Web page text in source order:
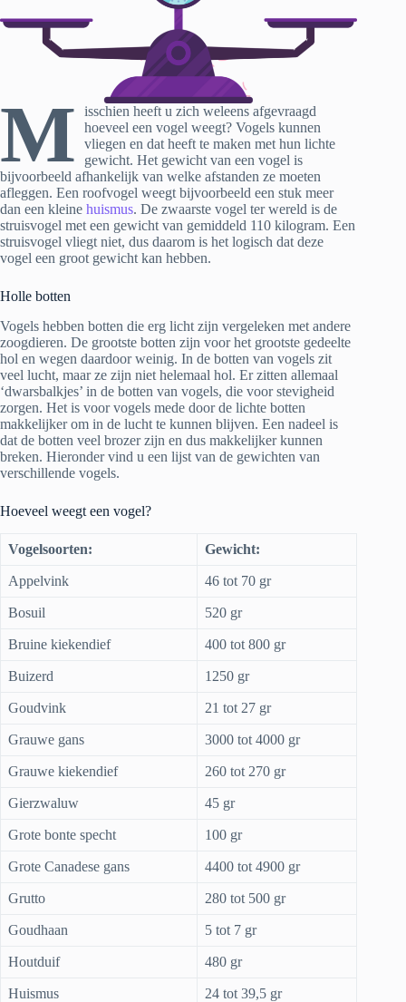
M
isschien heeft u zich weleens afgevraagd
hoeveel een vogel weegt? Vogels kunnen
vliegen en dat heeft te maken met hun lichte
gewicht. Het gewicht van een vogel is
bijvoorbeeld afhankelijk van welke afstanden ze moeten
afleggen. Een roofvogel weegt bijvoorbeeld een stuk meer
dan een kleine huismus. De zwaarste vogel ter wereld is de
struisvogel met een gewicht van gemiddeld 110 kilogram. Een
struisvogel vliegt niet, dus daarom is het logisch dat deze
vogel een groot gewicht kan hebben.
Holle botten
Vogels hebben botten die erg licht zijn vergeleken met andere
zoogdieren. De grootste botten zijn voor het grootste gedeelte
hol en wegen daardoor weinig. In de botten van vogels zit
veel lucht, maar ze zijn niet helemaal hol. Er zitten allemaal
‘dwarsbalkjes’ in de botten van vogels, die voor stevigheid
zorgen. Het is voor vogels mede door de lichte botten
makkelijker om in de lucht te kunnen blijven. Een nadeel is
dat de botten veel brozer zijn en dus makkelijker kunnen
breken. Hieronder vind u een lijst van de gewichten van
verschillende vogels.
Hoeveel weegt een vogel?
Vogelsoorten: Gewicht:
Appelvink 46 tot 70 gr
Bosuil 520 gr
Bruine kiekendief 400 tot 800 gr
Buizerd 1250 gr
Goudvink 21 tot 27 gr
Grauwe gans 3000 tot 4000 gr
Grauwe kiekendief 260 tot 270 gr
Gierzwaluw 45 gr
Grote bonte specht 100 gr
Grote Canadese gans 4400 tot 4900 gr
Grutto 280 tot 500 gr
Goudhaan 5 tot 7 gr
Houtduif 480 gr
Huismus 24 tot 39,5 gr